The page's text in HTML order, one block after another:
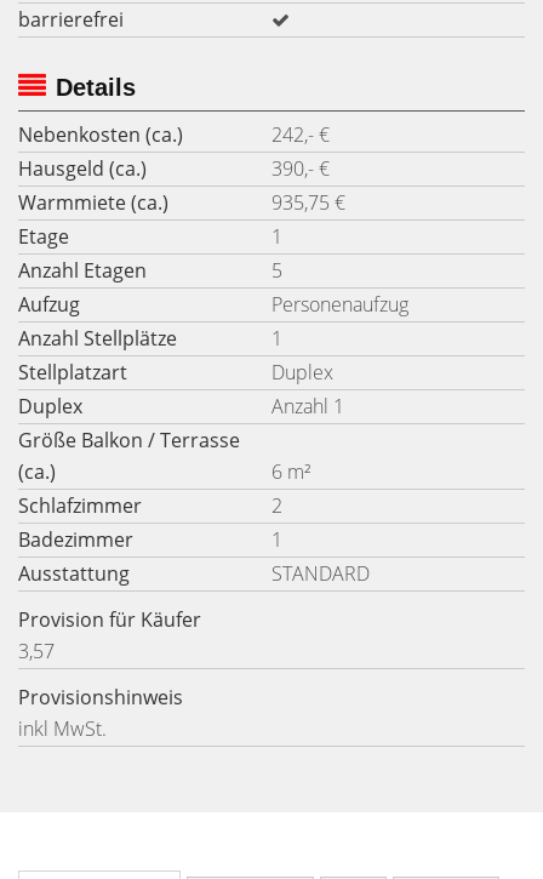
barrierefrei
Details
Nebenkosten (ca.)
242,- €
Hausgeld (ca.)
390,- €
Warmmiete (ca.)
935,75 €
Etage
1
Anzahl Etagen
5
Aufzug
Personenaufzug
Anzahl Stellplätze
1
Stellplatzart
Duplex
Duplex
Anzahl 1
Größe Balkon / Terrasse
(ca.)
6 m²
Schlafzimmer
2
Badezimmer
1
Ausstattung
STANDARD
Provision für Käufer
3,57
Provisionshinweis
inkl MwSt.